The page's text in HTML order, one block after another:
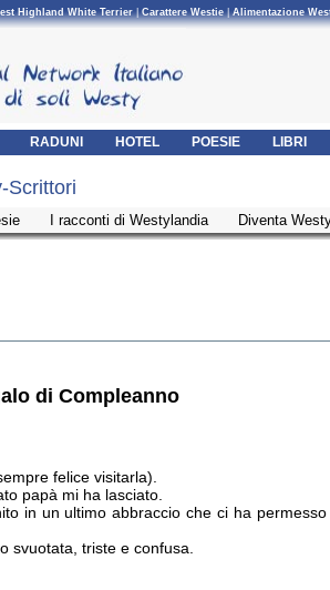
Highland White Terrier|Carattere Westie|Alimentazione
RADUNI HOTEL POESIE LIBRI
Scrittori
I racconti di Westylandia Diventa
di Compleanno
felice visitarla).
papà mi ha lasciato.
in un ultimo abbraccio che ci ha
svuotata, triste e confusa.